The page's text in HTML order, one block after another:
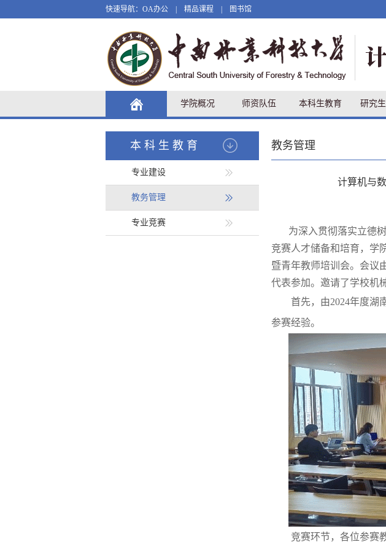
快速导航： OA办公 精品课程 图书馆
学院概况 师资队伍 本科生教育 研究
本科生教育
专业建设
教务管理
专业竞赛
教务管理
计算机与
为深入贯彻落实立德
竞赛人才储备和培育，学
暨青年教师培训会。会议
代表参加。邀请了学校机
首先，由2024年度湖
参赛经验。
竞赛环节，各位参赛